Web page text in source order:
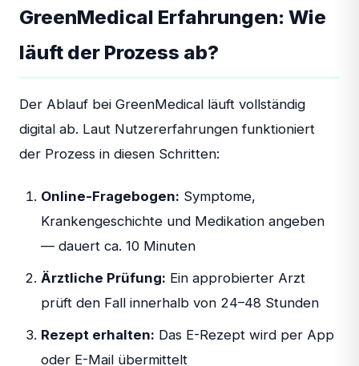
GreenMedical Erfahrungen: Wie
läuft der Prozess ab?
Der Ablauf bei GreenMedical läuft vollständig
digital ab. Laut Nutzererfahrungen funktioniert
der Prozess in diesen Schritten:
Online-Fragebogen: Symptome,
Krankengeschichte und Medikation angeben
— dauert ca. 10 Minuten
Ärztliche Prüfung: Ein approbierter Arzt
prüft den Fall innerhalb von 24–48 Stunden
Rezept erhalten: Das E-Rezept wird per App
oder E-Mail übermittelt